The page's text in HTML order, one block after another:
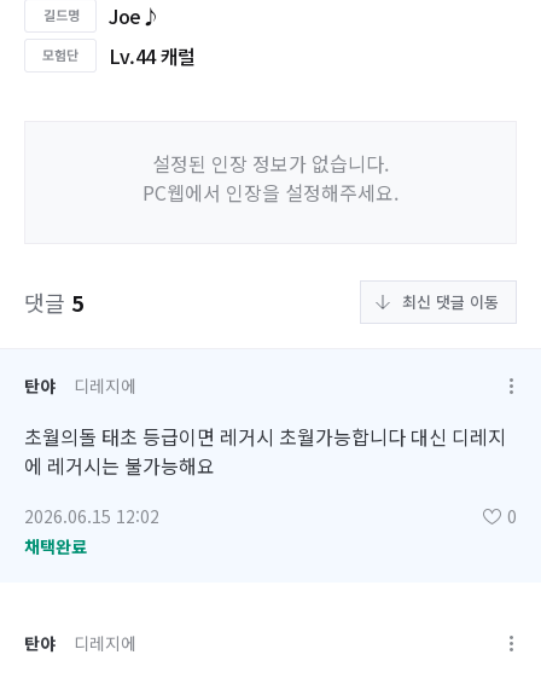
Joe♪
Lv.44 캐럴
설정된 인장 정보가 없습니다.
PC웹에서 인장을 설정해주세요.
댓글 5 최신 댓글 이동
탄야 디레지에
초월의돌 태초 등급이면 레거시 초월가능합니다 대신 디레지
에 레거시는 불가능해요
2026.06.15 12:02
0
채택완료
탄야 디레지에